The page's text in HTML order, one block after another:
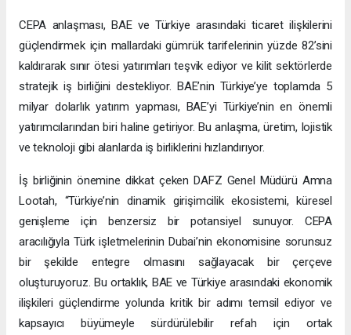
CEPA anlaşması, BAE ve Türkiye arasındaki ticaret ilişkilerini
güçlendirmek için mallardaki gümrük tarifelerinin yüzde 82’sini
kaldırarak sınır ötesi yatırımları teşvik ediyor ve kilit sektörlerde
stratejik iş birliğini destekliyor. BAE’nin Türkiye’ye toplamda 5
milyar dolarlık yatırım yapması, BAE’yi Türkiye’nin en önemli
yatırımcılarından biri haline getiriyor. Bu anlaşma, üretim, lojistik
ve teknoloji gibi alanlarda iş birliklerini hızlandırıyor.
İş birliğinin önemine dikkat çeken DAFZ Genel Müdürü Amna
Lootah, “Türkiye’nin dinamik girişimcilik ekosistemi, küresel
genişleme için benzersiz bir potansiyel sunuyor. CEPA
aracılığıyla Türk işletmelerinin Dubai’nin ekonomisine sorunsuz
bir şekilde entegre olmasını sağlayacak bir çerçeve
oluşturuyoruz. Bu ortaklık, BAE ve Türkiye arasındaki ekonomik
ilişkileri güçlendirme yolunda kritik bir adımı temsil ediyor ve
kapsayıcı büyümeyle sürdürülebilir refah için ortak